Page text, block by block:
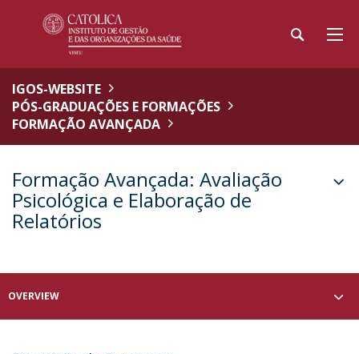
IGOS-WEBSITE
PÓS-GRADUAÇÕES E FORMAÇÕES
FORMAÇÃO AVANÇADA
Formação Avançada: Avaliação
Psicológica e Elaboração de
Relatórios
OVERVIEW